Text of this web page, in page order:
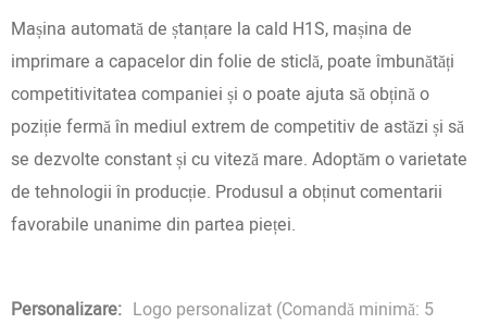
Mașina automată de ștanțare la cald H1S, mașina de
imprimare a capacelor din folie de sticlă, poate îmbunătăți
competitivitatea companiei și o poate ajuta să obțină o
poziție fermă în mediul extrem de competitiv de astăzi și să
se dezvolte constant și cu viteză mare. Adoptăm o varietate
de tehnologii în producție. Produsul a obținut comentarii
favorabile unanime din partea pieței.
Personalizare: Logo personalizat (Comandă minimă: 5